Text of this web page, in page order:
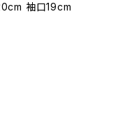
袖口19cm